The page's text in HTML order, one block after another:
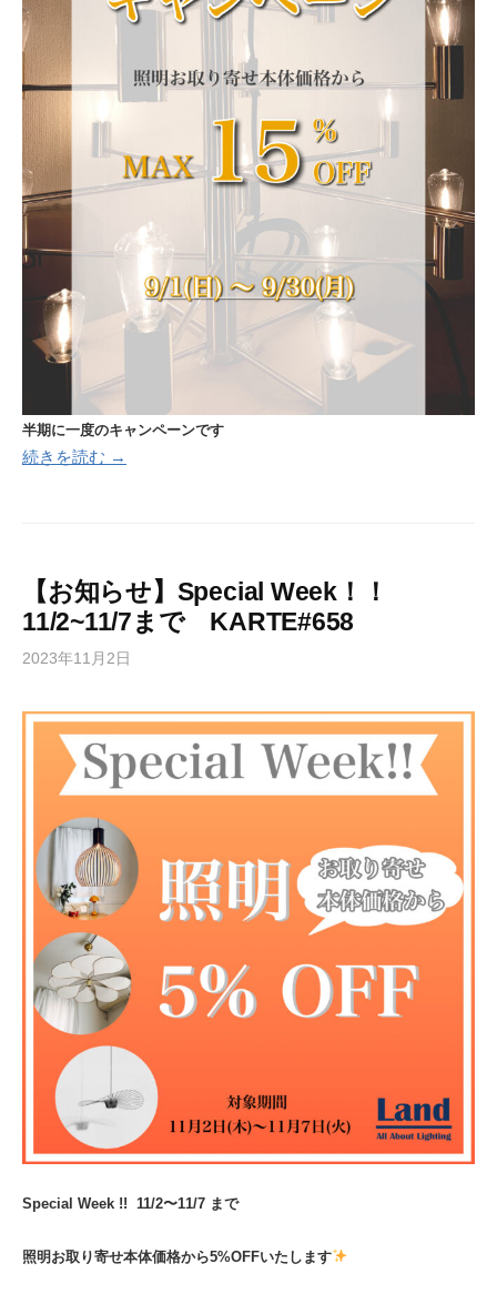
半期に一度のキャンペーンです
続きを読む →
【お知らせ】Special Week！！
11/2~11/7まで KARTE#658
2023年11月2日
Special Week !! 11/2〜11/7 まで
照明お取り寄せ本体価格から5%OFFいたします